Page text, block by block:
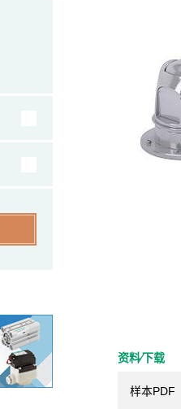
资料⁄下载
样本PDF